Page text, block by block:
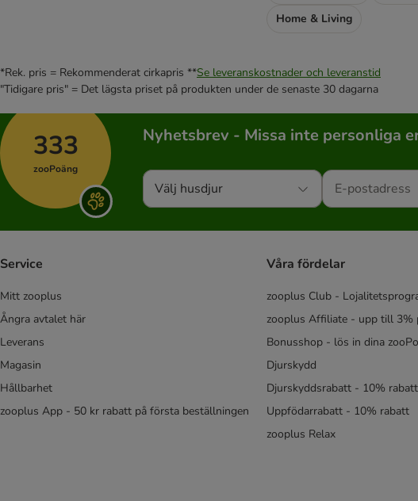
Alpha Spirit
animonda
bosch
Boxby
Brekkies
BugBell
Carnilove
Chewies
Concept for Life
Cookie's
Crave
DEGRO
Home & Living
*Rek. pris = Rekommenderat cirkapris **Se leveranskostnader och leveranstid
"Tidigare pris" = Det lägsta priset på produkten under de senaste 30 dagarna
333
zooPoäng
Nyhetsbrev - Missa inte personliga
Välj husdjur
Service
Mitt zooplus
Ångra avtalet här
Leverans
Magasin
Hållbarhet
zooplus App - 50 kr rabatt på första beställningen
Våra fördelar
zooplus Club -
zooplus Affiliate - upp till 3%
Bonusshop - lös in dina
Djurskydd
Djurskyddsrabatt - 10% rabatt
Uppfödarrabatt - 10% rabatt
zooplus Relax